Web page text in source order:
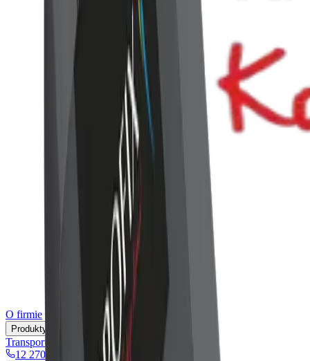
O firmie
Produkty
Transport Fundusze UEKontakt
12 270 00 32